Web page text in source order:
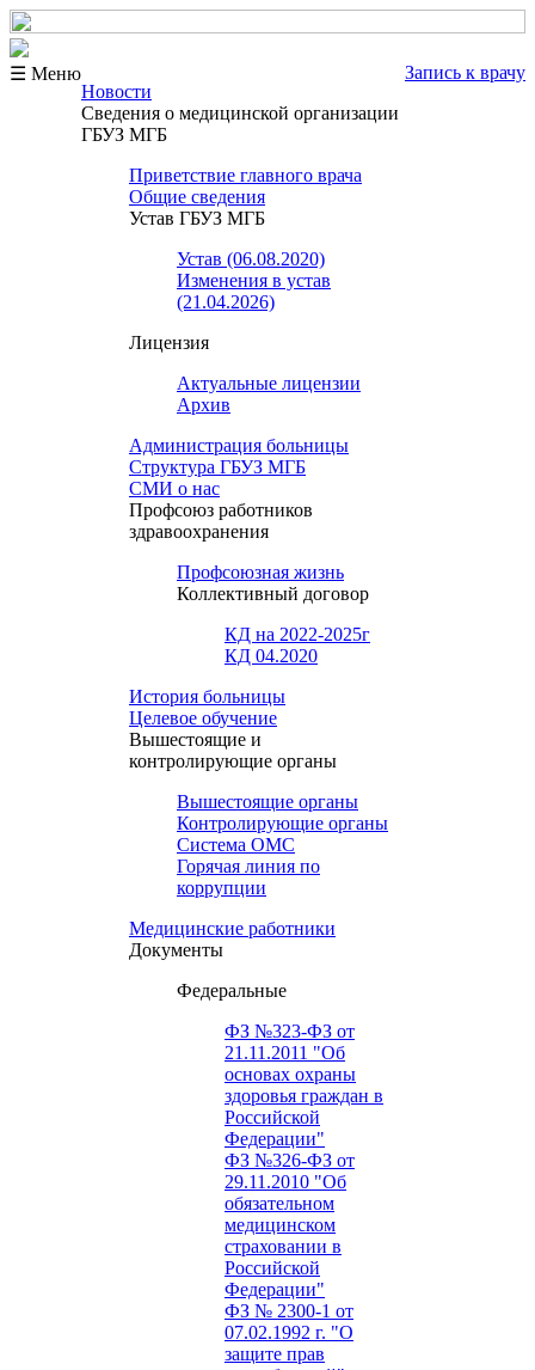
☰ Меню
Запись к врачу
Новости
Сведения о медицинской организации
ГБУЗ МГБ
Приветствие главного врача
Общие сведения
Устав ГБУЗ МГБ
Устав (06.08.2020)
Изменения в устав
(21.04.2026)
Лицензия
Актуальные лицензии
Архив
Администрация больницы
Структура ГБУЗ МГБ
СМИ о нас
Профсоюз работников
здравоохранения
Профсоюзная жизнь
Коллективный договор
КД на 2022-2025г
КД 04.2020
История больницы
Целевое обучение
Вышестоящие и
контролирующие органы
Вышестоящие органы
Контролирующие органы
Система ОМС
Горячая линия по
коррупции
Медицинские работники
Документы
Федеральные
ФЗ №323-ФЗ от
21.11.2011 "Об
основах охраны
здоровья граждан в
Российской
Федерации"
ФЗ №326-ФЗ от
29.11.2010 "Об
обязательном
медицинском
страховании в
Российской
Федерации"
ФЗ № 2300-1 от
07.02.1992 г. "О
защите прав